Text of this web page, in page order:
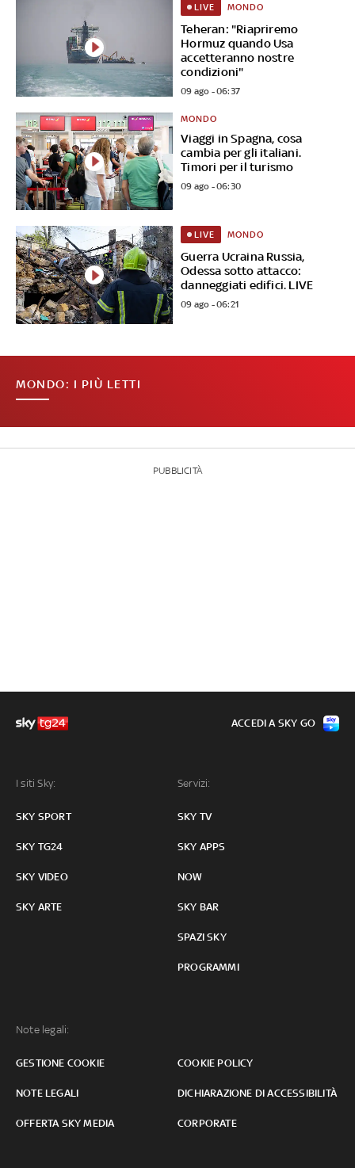
Teheran: "Riapriremo
Hormuz quando Usa
accetteranno nostre
condizioni"
LIVE MONDO
09 ago - 06:37
Viaggi in Spagna, cosa
cambia per gli italiani.
Timori per il turismo
MONDO
09 ago - 06:30
Guerra Ucraina Russia,
Odessa sotto attacco:
danneggiati edifici. LIVE
LIVE MONDO
09 ago - 06:21
MONDO: I PIÙ LETTI
PUBBLICITÀ
I siti Sky:
SKY SPORT
SKY TG24
SKY VIDEO
SKY ARTE
Servizi:
SKY TV
SKY APPS
NOW
SKY BAR
SPAZI SKY
PROGRAMMI
Note legali:
GESTIONE COOKIE COOKIE POLICY
NOTE LEGALI DICHIARAZIONE DI ACCESSIBILITÀ
OFFERTA SKY MEDIA CORPORATE
ACCEDI A SKY GO